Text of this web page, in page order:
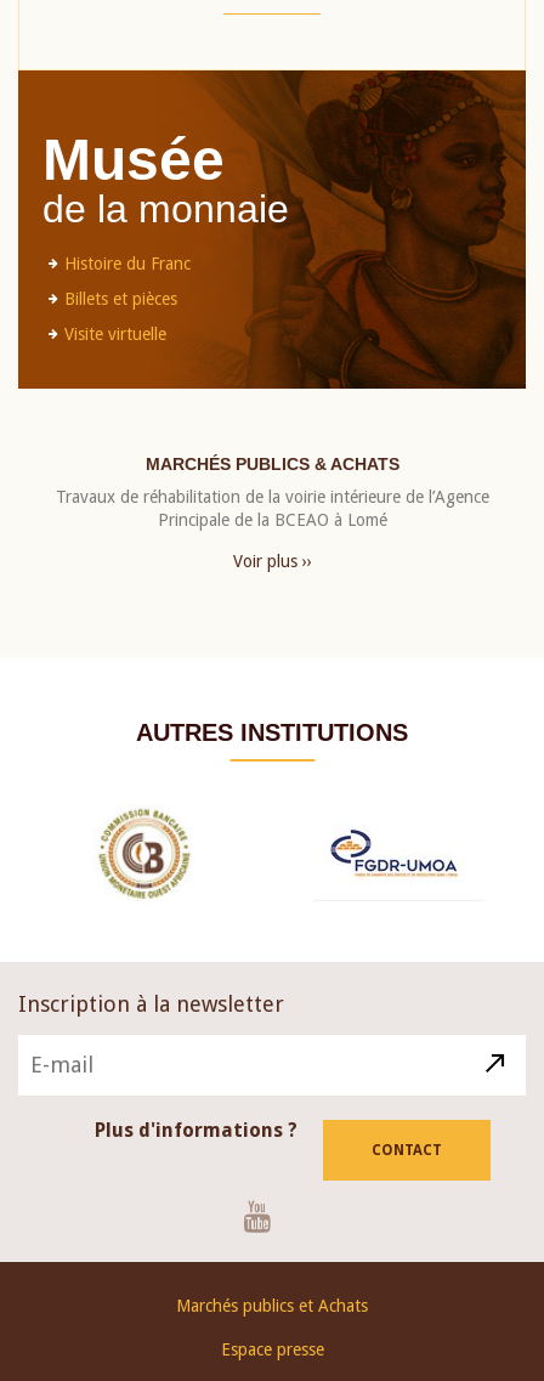
Musée
de la monnaie
Histoire du Franc
Billets et pièces
Visite virtuelle
MARCHÉS PUBLICS & ACHATS
Travaux de réhabilitation de la voirie intérieure de l’Agence
Principale de la BCEAO à Lomé
Voir plus ››
AUTRES INSTITUTIONS
Inscription à la newsletter
Plus d'informations ?
CONTACT
Marchés publics et Achats
Espace presse